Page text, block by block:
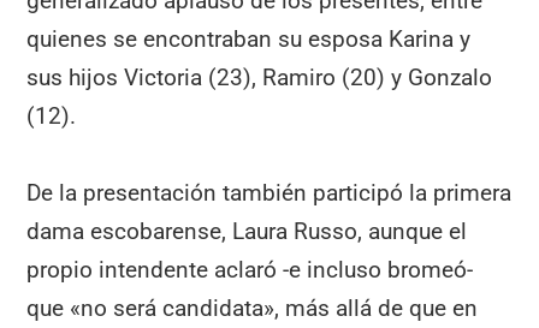
quienes se encontraban su esposa Karina y
sus hijos Victoria (23), Ramiro (20) y Gonzalo
(12).
De la presentación también participó la primera
dama escobarense, Laura Russo, aunque el
propio intendente aclaró -e incluso bromeó-
que «no será candidata», más allá de que en